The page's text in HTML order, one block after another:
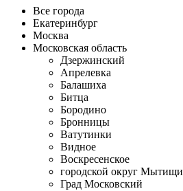
Все города
Екатеринбург
Москва
Московская область
Дзержинский
Апрелевка
Балашиха
Битца
Бородино
Бронницы
Ватутинки
Видное
Воскресенское
городской округ Мытищи
Град Московский